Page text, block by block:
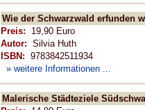
Wie der Schwarzwald erfunden
Preis: 19,90 Euro
Autor: Silvia Huth
ISBN: 9783842511934
» weitere Informationen ...
Malerische Städteziele